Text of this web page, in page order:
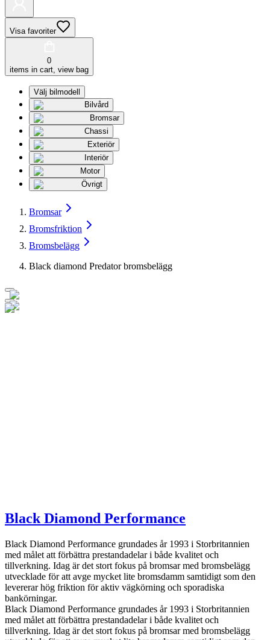
Visa favoriter
0
items in cart, view bag
Välj bilmodell
Bilvård
Bromsar
Chassi
Exteriör
Interiör
Motor
Övrigt
Bromsar
Bromsfriktion
Bromsbelägg
Black diamond Predator bromsbelägg
Black Diamond Performance
Black Diamond Performance grundades år 1993 i Storbritannien
med målet att förbättra prestandadelar i både kvalitet och
tillverkning. Idag är det stort fokus på bromsar med bromsbelägg
utvecklade för att avge mycket lite bromsdamm samtidigt som den
levererar hög friktion för aktiv vägkörning och sporadiska
bankörningar.
Black Diamond Performance grundades år 1993 i Storbritannien
med målet att förbättra prestandadelar i både kvalitet och
tillverkning. Idag är det stort fokus på bromsar med bromsbelägg